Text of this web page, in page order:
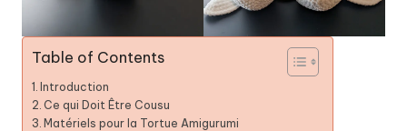
Table of Contents
Introduction
Ce qui Doit Être Cousu
Matériels pour la Tortue Amigurumi